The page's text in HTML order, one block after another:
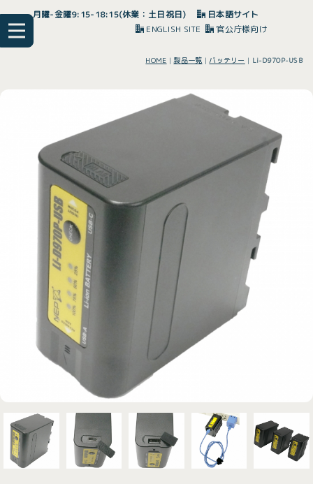
月曜-金曜9:15-18:15(休業：土日祝日)
日本語サイト
ENGLISH SITE
官公庁様向け
HOME |製品一覧 |バッテリー | Li-D970P-USB